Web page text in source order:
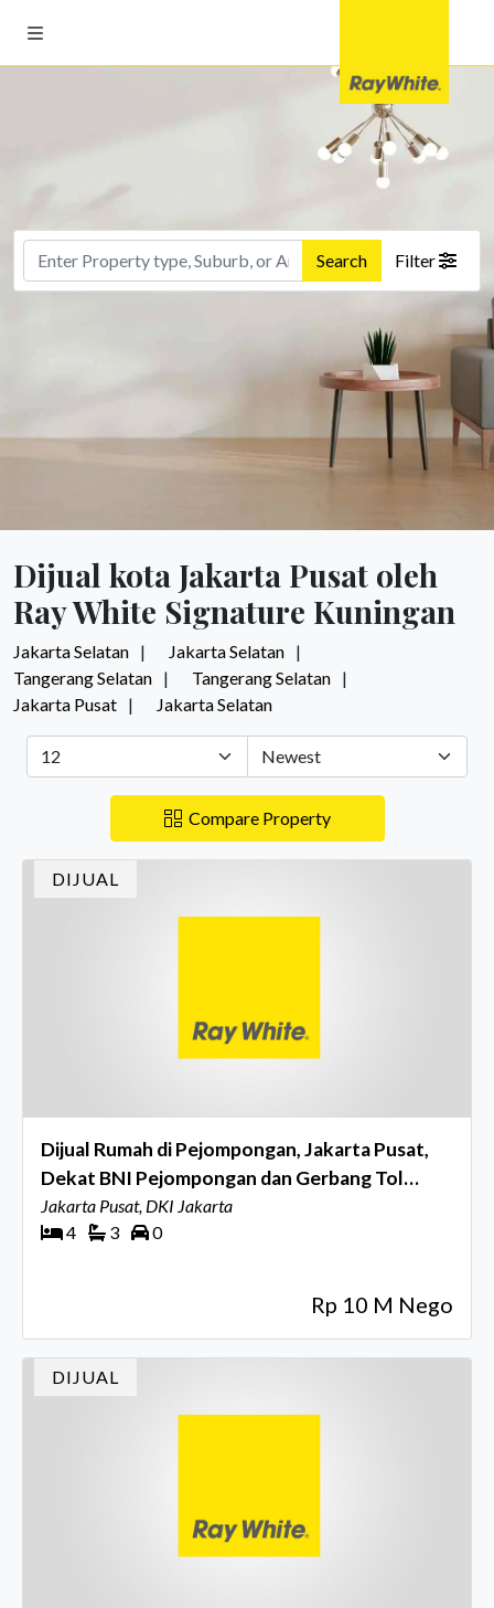
Search Filter
Dijual kota Jakarta Pusat oleh
Ray White Signature Kuningan
Jakarta Selatan
Jakarta Selatan
Tangerang Selatan
Tangerang Selatan
Jakarta Pusat
Jakarta Selatan
Compare Property
DIJUAL
Dijual Rumah di Pejompongan, Jakarta Pusat,
Dekat BNI Pejompongan dan Gerbang Tol
Pejompongan
Jakarta Pusat, DKI Jakarta
4
3 0
Rp 10 M Nego
DIJUAL